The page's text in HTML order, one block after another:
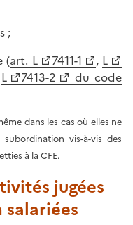
;
(art. L 7411-1 , L
L 7413-2
du code
dans les cas où elles ne
vis-à-vis des
à la CFE.
jugées
salariées